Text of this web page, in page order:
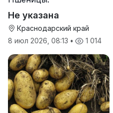
Не указана
Краснодарский край
8 июл 2026, 08:13 • 1 014